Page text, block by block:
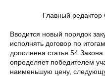
Главный редактор
Вводится новый порядок
исполнять договор по
дополнена статья 54
определяет победителем
наименьшую цену,